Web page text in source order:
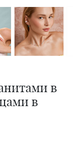
в
в